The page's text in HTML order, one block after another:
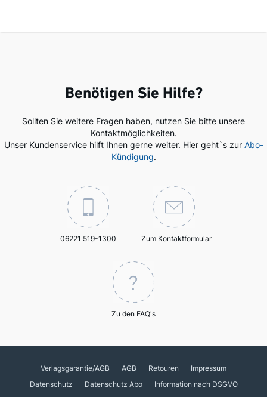
Benötigen Sie Hilfe?
Sollten Sie weitere Fragen haben, nutzen Sie bitte unsere
Kontaktmöglichkeiten.
Unser Kundenservice hilft Ihnen gerne weiter. Hier geht`s zur Abo-
Kündigung.
06221 519-1300 Zum Kontaktformular
Zu den FAQ's
Verlagsgarantie/AGB AGB Retouren
Impressum
Datenschutz
Datenschutz Abo
Information nach DSGVO